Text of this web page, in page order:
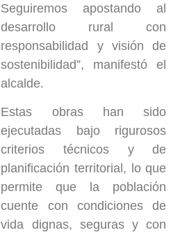
Seguiremos apostando al
desarrollo rural con
responsabilidad y visión de
sostenibilidad”, manifestó el
alcalde.
Estas obras han sido
ejecutadas bajo rigurosos
criterios técnicos y de
planificación territorial, lo que
permite que la población
cuente con condiciones de
vida dignas, seguras y con